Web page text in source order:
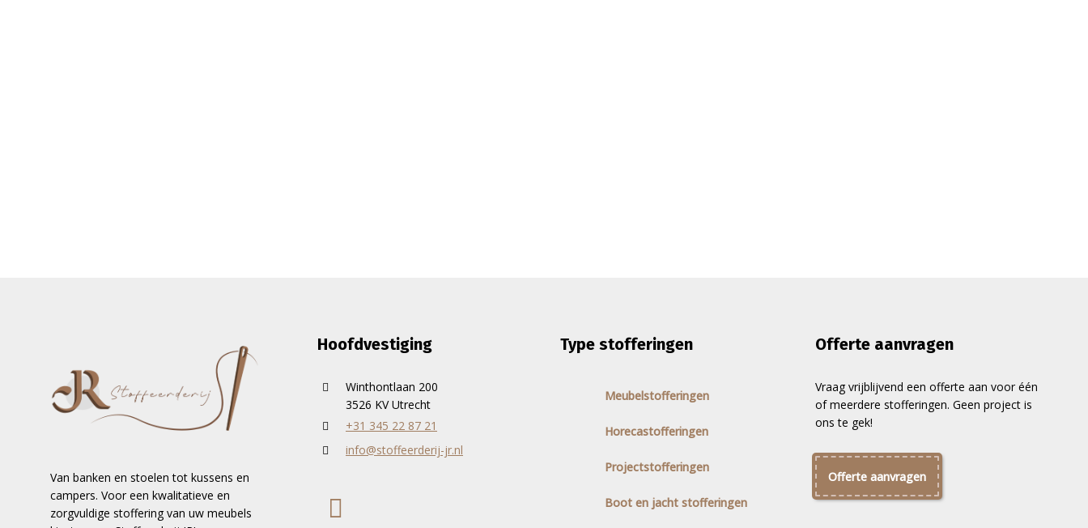
Van banken en stoelen tot kussens en
campers. Voor een kwalitatieve en
zorgvuldige stoffering van uw meubels
Hoofdvestiging
Winthontlaan 200
3526 KV Utrecht
+31 345 22 87 21
info@stoffeerderij-jr.nl
Type stofferingen
Meubelstofferingen
Horecastofferingen
Projectstofferingen
Boot en jacht stofferingen
Offerte aanvragen
Vraag vrijblijvend een offerte aan voor één
of meerdere stofferingen. Geen project is
ons te gek!
Offerte aanvragen